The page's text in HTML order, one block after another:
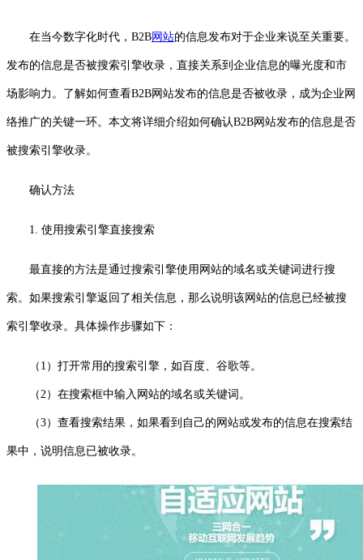
在当今数字化时代，B2B网站的信息发布对于企业来说至关重要。
发布的信息是否被搜索引擎收录，直接关系到企业信息的曝光度和市
场影响力。了解如何查看B2B网站发布的信息是否被收录，成为企业网
络推广的关键一环。本文将详细介绍如何确认B2B网站发布的信息是否
被搜索引擎收录。
确认方法
1. 使用搜索引擎直接搜索
最直接的方法是通过搜索引擎使用网站的域名或关键词进行搜
索。如果搜索引擎返回了相关信息，那么说明该网站的信息已经被搜
索引擎收录。具体操作步骤如下：
（1）打开常用的搜索引擎，如百度、谷歌等。
（2）在搜索框中输入网站的域名或关键词。
（3）查看搜索结果，如果看到自己的网站或发布的信息在搜索结
果中，说明信息已被收录。